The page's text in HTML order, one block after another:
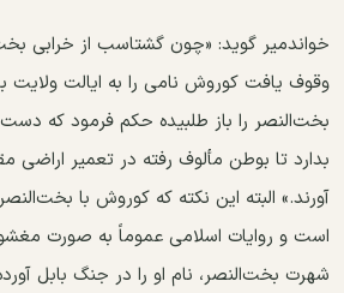
خواندمیر گوید: «چون گشتاسب از خرابی
وقوف یافت کوروش نامی را به ایالت ولایت
بخت‌النصر را باز طلبیده حکم فرمود که دست
بدارد تا بوطن مألوف رفته در تعمیر اراضی
آورند.» البته این نکته که کوروش با
است و روایات اسلامی عموماً به صورت
شهرت بخت‌النصر، نام او را در جنگ بابل